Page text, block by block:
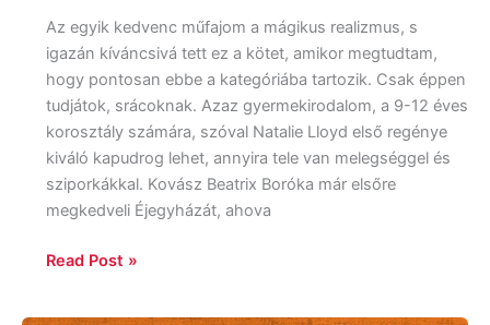
Az egyik kedvenc műfajom a mágikus realizmus, s
igazán kíváncsivá tett ez a kötet, amikor megtudtam,
hogy pontosan ebbe a kategóriába tartozik. Csak éppen
tudjátok, srácoknak. Azaz gyermekirodalom, a 9-12 éves
korosztály számára, szóval Natalie Lloyd első regénye
kiváló kapudrog lehet, annyira tele van melegséggel és
sziporkákkal. Kovász Beatrix Boróka már elsőre
megkedveli Éjegyházát, ahova
Read Post »